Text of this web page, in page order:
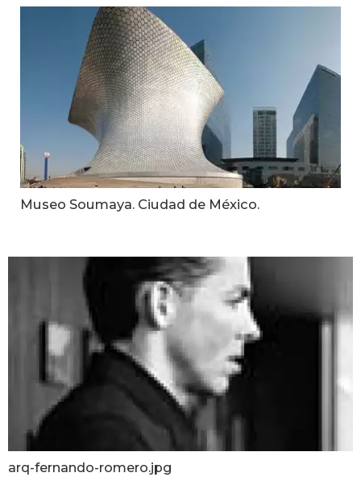
Museo Soumaya. Ciudad de México.
arq-fernando-romero.jpg